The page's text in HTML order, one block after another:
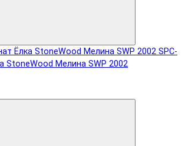
SPC-
StoneWood Мелина SWP 2002